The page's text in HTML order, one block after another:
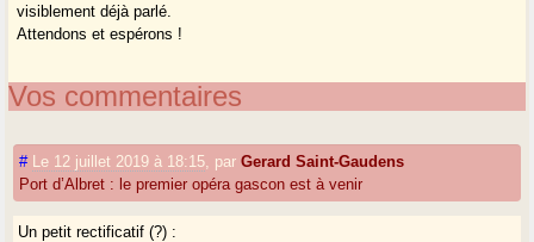
visiblement déjà parlé.
Attendons et espérons !
Vos commentaires
# Le 12 juillet 2019 à 18:15 parGerard Saint-Gaudens
Port d’Albret : le premier opéra gascon est à venir
Un petit rectificatif (?) :